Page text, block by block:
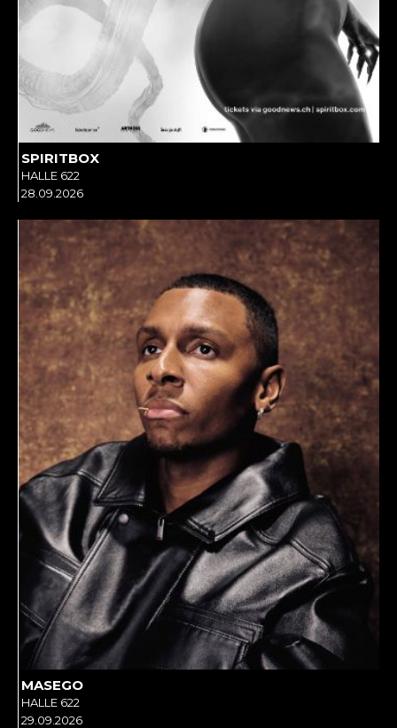
SPIRITBOX
HALLE 622
28.09.2026
MASEGO
HALLE 622
29.09.2026